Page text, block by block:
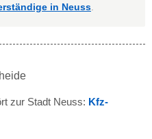
in Neuss
zur Stadt Neuss: Kfz-